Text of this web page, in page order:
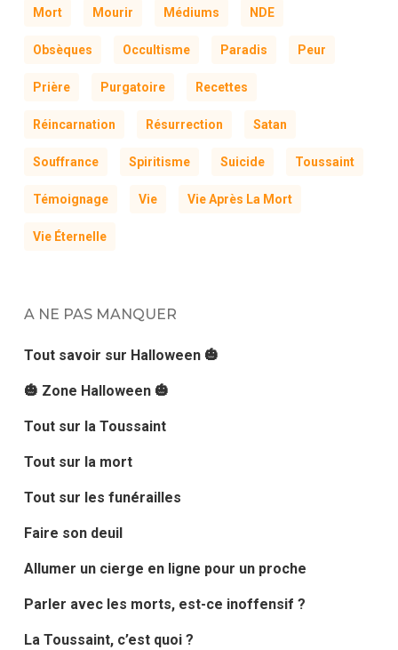
Mort Mourir Médiums NDE
Obsèques Occultisme Paradis Peur
Prière Purgatoire Recettes
Réincarnation Résurrection Satan
Souffrance Spiritisme Suicide Toussaint
Témoignage Vie Vie Après La Mort
Vie Éternelle
A NE PAS MANQUER
Tout savoir sur Halloween 🎃
🎃 Zone Halloween 🎃
Tout sur la Toussaint
Tout sur la mort
Tout sur les funérailles
Faire son deuil
Allumer un cierge en ligne pour un proche
Parler avec les morts, est-ce inoffensif ?
La Toussaint, c’est quoi ?